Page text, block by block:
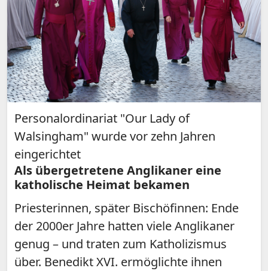
Personalordinariat "Our Lady of
Walsingham" wurde vor zehn Jahren
eingerichtet
Als übergetretene Anglikaner eine
katholische Heimat bekamen
Priesterinnen, später Bischöfinnen: Ende
der 2000er Jahre hatten viele Anglikaner
genug – und traten zum Katholizismus
über. Benedikt XVI. ermöglichte ihnen